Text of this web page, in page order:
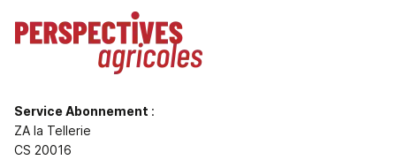
Service Abonnement :
ZA la Tellerie
CS 20016